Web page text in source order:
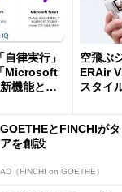
自律実行」
Microsoft
機能とエ
空飛ぶ
ERAir
スタイ
GOETHEとFINCHIが
アを創設
AD（FINCHI on GOETHE）